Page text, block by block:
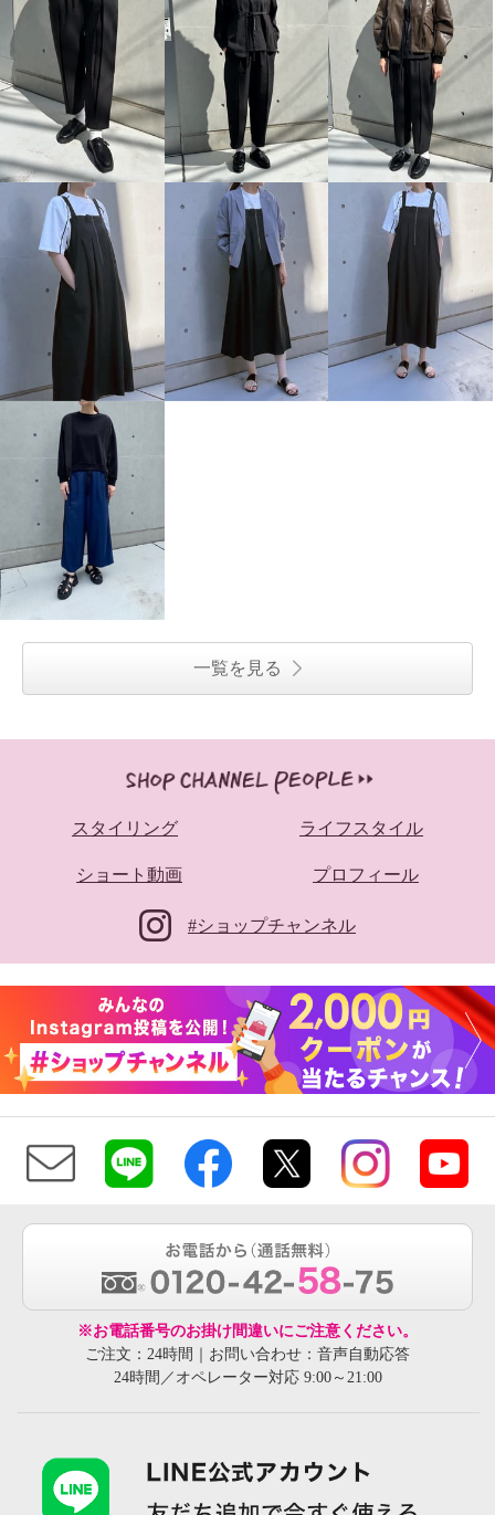
一覧を見る
スタイリング ライフスタイル
ショート動画 プロフィール
#ショップチャンネル
※お電話番号のお掛け間違いにご注意ください。
ご注文：24時間｜お問い合わせ：音声自動応答
24時間／オペレーター対応 9:00～21:00